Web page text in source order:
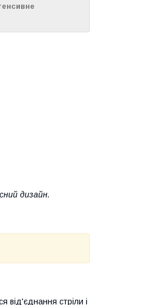
дизайн.
від'єднання стріли і